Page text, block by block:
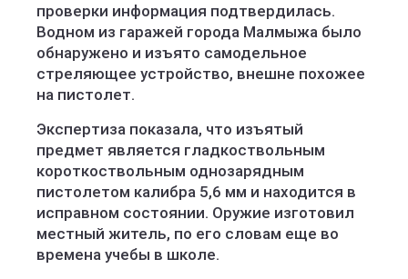
проверки информация подтвердилась.
Водном из гаражей города Малмыжа было
обнаружено и изъято самодельное
стреляющее устройство, внешне похожее
на пистолет.
Экспертиза показала, что изъятый
предмет является гладкоствольным
короткоствольным однозарядным
пистолетом калибра 5,6 мм и находится в
исправном состоянии. Оружие изготовил
местный житель, по его словам еще во
времена учебы в школе.